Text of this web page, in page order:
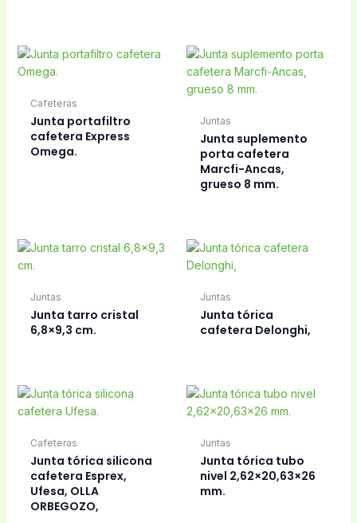
Cafeteras
Junta portafiltro
cafetera Express
Omega.
Juntas
Junta suplemento
porta cafetera
Marcfi-Ancas,
grueso 8 mm.
Juntas
Junta tarro cristal
6,8×9,3 cm.
Juntas
Junta tórica
cafetera Delonghi,
Cafeteras
Junta tórica silicona
cafetera Esprex,
Ufesa, OLLA
ORBEGOZO,
Juntas
Junta tórica tubo
nivel 2,62×20,63×26
mm.